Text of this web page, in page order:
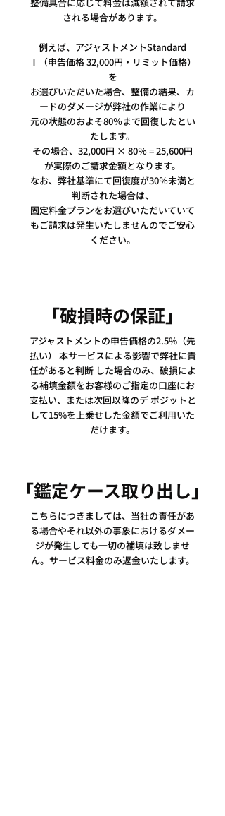
される場合があります。
例えば、アジャストメントStandard
Ⅰ（申告価格 32,000円・リミット価格）
を
お選びいただいた場合、整備の結果、カ
ードのダメージが弊社の作業により
元の状態のおよそ80％まで回復したとい
たします。
その場合、32,000円 × 80％ = 25,600円
が実際のご請求金額となります。
なお、弊社基準にて回復度が30％未満と
判断された場合は、
固定料金プランをお選びいただいていて
もご請求は発生いたしませんのでご安心
ください。
「破損時の保証」
アジャストメントの申告価格の2.5%（先
払い） 本サービスによる影響で弊社に責
任があると判断 した場合のみ、破損によ
る補填金額をお客様のご指定の口座にお
支払い、または次回以降のデ ポジットと
して15%を上乗せした金額でご利用いた
だけます。
「鑑定ケース取り出し」
こちらにつきましては、当社の責任があ
る場合やそれ以外の事象におけるダメー
ジが発生しても一切の補填は致しませ
ん。サービス料金のみ返金いたします。